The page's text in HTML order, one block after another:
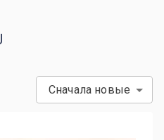
Сначала новые